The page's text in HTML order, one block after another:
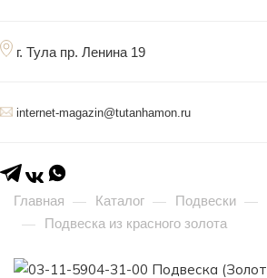
г. Тула пр. Ленина 19
internet-magazin@tutanhamon.ru
Главная — Каталог — Подвески —
—
Подвеска из красного золота